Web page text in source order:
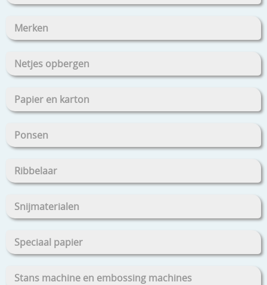
Merken
Netjes opbergen
Papier en karton
Ponsen
Ribbelaar
Snijmaterialen
Speciaal papier
Stans machine en embossing machines